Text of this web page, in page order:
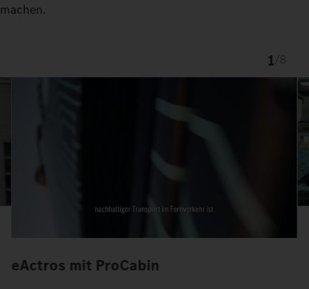
machen.
1
eActros mit ProCabin